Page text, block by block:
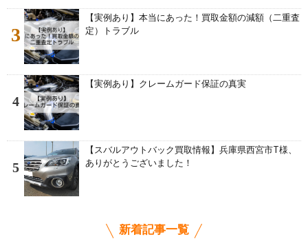
3
【実例あり】本当にあった！買取金額の減額（二重査
定）トラブル
4
【実例あり】クレームガード保証の真実
5
【スバルアウトバック買取情報】兵庫県西宮市T様、
ありがとうございました！
新着記事一覧